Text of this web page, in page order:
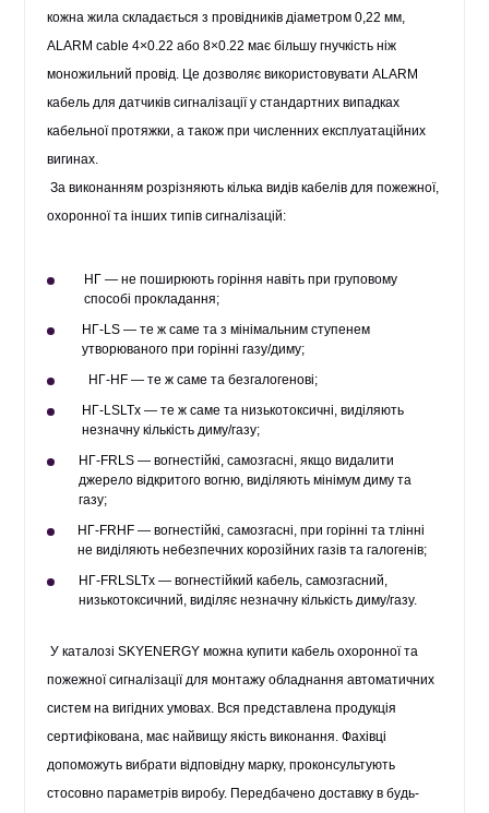
кожна жила складається з провідників діаметром 0,22 мм,
ALARM cable 4×0.22 або 8×0.22 має більшу гнучкість ніж
моножильний провід. Це дозволяє використовуватиALARM
кабель для датчиків сигналізаціїу стандартних випадках
кабельної протяжки, а також при численних експлуатаційних
вигинах.
За виконанням розрізняють кілька видів кабелів для пожежної,
охоронної та інших типів сигналізацій:
НГ — не поширюють горіння навіть при груповому
способі прокладання;
НГ-LS — те ж саме та з мінімальним ступенем
утворюваного при горінні газу/диму;
НГ-HF — те ж саме та безгалогенові;
НГ-LSLTx — те ж саме та низькотоксичні, виділяють
незначну кількість диму/газу;
НГ-FRLS — вогнестійкі, самозгасні, якщо видалити
джерело відкритого вогню, виділяють мінімум диму та
газу;
НГ-FRHF — вогнестійкі, самозгасні, при горінні та тлінні
не виділяють небезпечних корозійних газів та галогенів;
НГ-FRLSLTx — вогнестійкий кабель, самозгасний,
низькотоксичний, виділяє незначну кількість диму/газу.
У каталозі SKYENERGY можнакупити кабель охоронної та
пожежної сигналізаціїдля монтажу обладнання автоматичних
систем на вигідних умовах. Вся представлена продукція
сертифікована, має найвищу якість виконання. Фахівці
допоможуть вибрати відповідну марку, проконсультують
стосовно параметрів виробу. Передбачено доставку в будь-